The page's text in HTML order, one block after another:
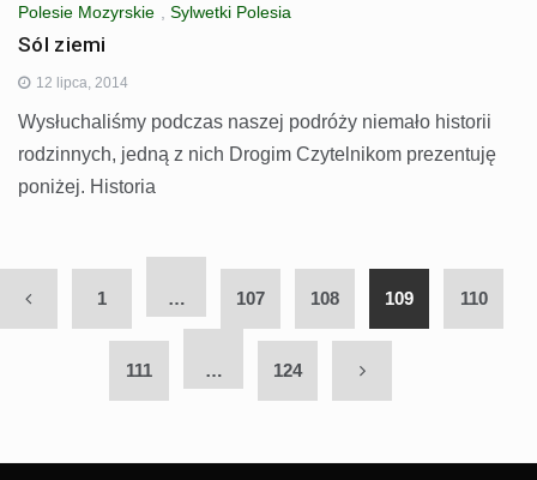
Polesie Mozyrskie Sylwetki Polesia
Sól ziemi
12 lipca, 2014
Wysłuchaliśmy podczas naszej podróży niemało historii
rodzinnych, jedną z nich Drogim Czytelnikom prezentuję
poniżej. Historia
1 … 107 108 109 110
111 … 124